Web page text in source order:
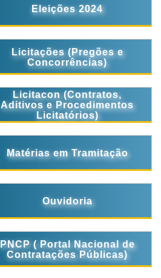
Eleições 2024
Licitações (Pregões e
Concorrências)
Licitacon (Contratos,
Aditivos e Procedimentos
Licitatórios)
Matérias em Tramitação
Ouvidoria
PNCP ( Portal Nacional de
Contratações Públicas)